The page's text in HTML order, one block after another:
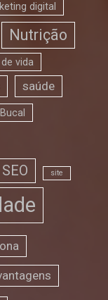
digital
Nutrição
vida
saúde
SEO site